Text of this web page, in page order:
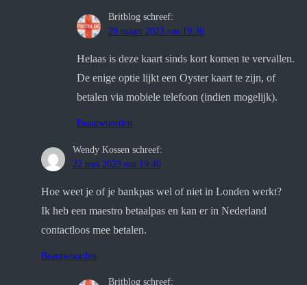
Britblog schreef:
20 maart 2023 om 19:36
Helaas is deze kaart sinds kort komen te vervallen.
De enige optie lijkt een Oyster kaart te zijn, of
betalen via mobiele telefoon (indien mogelijk).
Beantwoorden
Wendy Kossen schreef:
22 mei 2023 om 19:40
Hoe weet je of je bankpas wel of niet in Londen werkt?
Ik heb een maestro betaalpas en kan er in Nederland
contactloos mee betalen.
Beantwoorden
Britblog schreef: